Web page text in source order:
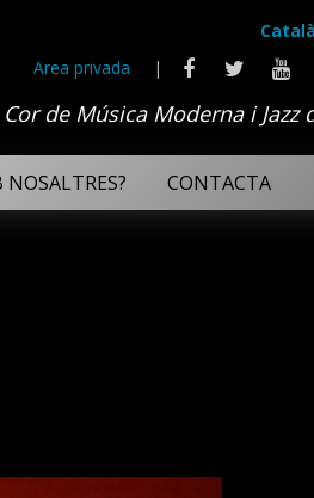
Català
Area privada
|
Cor de Música Moderna i Jazz
CONTACTA